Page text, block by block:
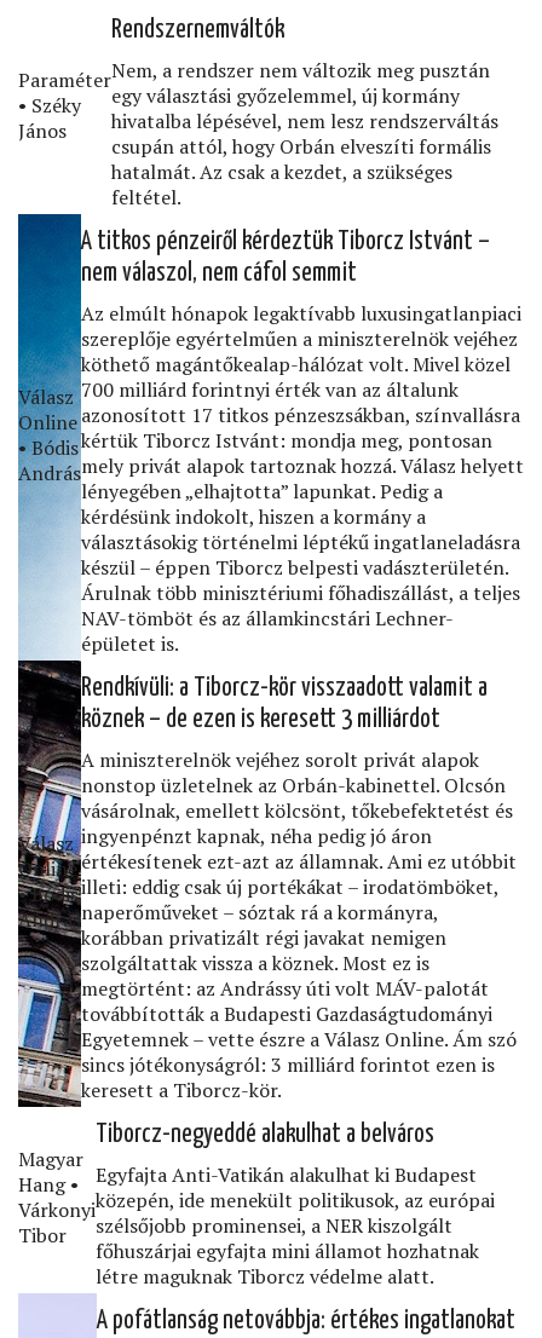
Paraméter
• Széky
János
Rendszernemváltók
Nem, a rendszer nem változik meg pusztán
egy választási győzelemmel, új kormány
hivatalba lépésével, nem lesz rendszerváltás
csupán attól, hogy Orbán elveszíti formális
hatalmát. Az csak a kezdet, a szükséges
feltétel.
Válasz
Online
• Bódis
András
A titkos pénzeiről kérdeztük Tiborcz Istvánt –
nem válaszol, nem cáfol semmit
Az elmúlt hónapok legaktívabb luxusingatlanpiaci
szereplője egyértelműen a miniszterelnök vejéhez
köthető magántőkealap-hálózat volt. Mivel közel
700 milliárd forintnyi érték van az általunk
azonosított 17 titkos pénzeszsákban, színvallásra
kértük Tiborcz Istvánt: mondja meg, pontosan
mely privát alapok tartoznak hozzá. Válasz helyett
lényegében „elhajtotta” lapunkat. Pedig a
kérdésünk indokolt, hiszen a kormány a
választásokig történelmi léptékű ingatlaneladásra
készül – éppen Tiborcz belpesti vadászterületén.
Árulnak több minisztériumi főhadiszállást, a teljes
NAV-tömböt és az államkincstári Lechner-
épületet is.
Válasz
Online
• Bódis
András
Rendkívüli: a Tiborcz-kör visszaadott valamit a
köznek – de ezen is keresett 3 milliárdot
A miniszterelnök vejéhez sorolt privát alapok
nonstop üzletelnek az Orbán-kabinettel. Olcsón
vásárolnak, emellett kölcsönt, tőkebefektetést és
ingyenpénzt kapnak, néha pedig jó áron
értékesítenek ezt-azt az államnak. Ami ez utóbbit
illeti: eddig csak új portékákat – irodatömböket,
naperőműveket – sóztak rá a kormányra,
korábban privatizált régi javakat nemigen
szolgáltattak vissza a köznek. Most ez is
megtörtént: az Andrássy úti volt MÁV-palotát
továbbították a Budapesti Gazdaságtudományi
Egyetemnek – vette észre a Válasz Online. Ám szó
sincs jótékonyságról: 3 milliárd forintot ezen is
keresett a Tiborcz-kör.
Magyar
Hang •
Várkonyi
Tibor
Tiborcz-negyeddé alakulhat a belváros
Egyfajta Anti-Vatikán alakulhat ki Budapest
közepén, ide menekült politikusok, az európai
szélsőjobb prominensei, a NER kiszolgált
főhuszárjai egyfajta mini államot hozhatnak
létre maguknak Tiborcz védelme alatt.
A pofátlanság netovábbja: értékes ingatlanokat